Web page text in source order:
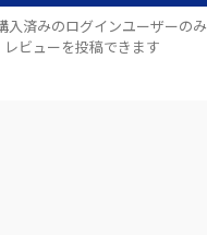
入済みのログインユーザーのみ
レビューを投稿できます